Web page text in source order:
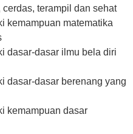
terampil dan sehat
kemampuan matematika
dasar-dasar ilmu bela diri
dasar-dasar berenang yang
kemampuan dasar